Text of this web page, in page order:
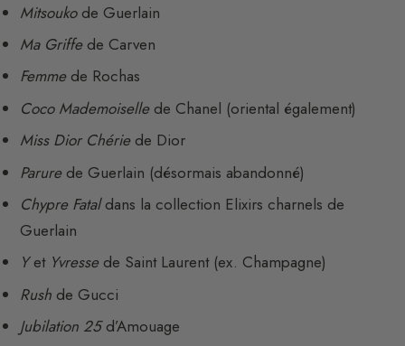
Mitsoukode Guerlain
Ma Griffede Carven
Femmede Rochas
Coco Mademoisellede Chanel (oriental également)
Miss Dior Chériede Dior
Parurede Guerlain (désormais abandonné)
Chypre Fataldans la collection Elixirs charnels de
Guerlain
Yet Yvressede Saint Laurent (ex. Champagne)
Rush de Gucci
Jubilation 25d’Amouage